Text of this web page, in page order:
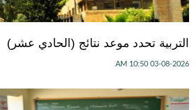
التربية تحدد موعد نتائج (الحادي عشر)
03-08-2026 10:50 AM